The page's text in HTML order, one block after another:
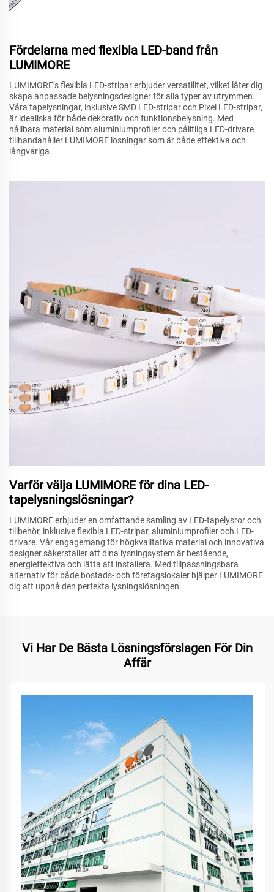
Fördelarna med flexibla LED-band från
LUMIMORE
LUMIMORE’s flexibla LED-stripar erbjuder versatilitet, vilket låter dig
skapa anpassade belysningsdesigner för alla typer av utrymmen.
Våra tapelysningar, inklusive SMD LED-stripar och Pixel LED-stripar,
är idealiska för både dekorativ och funktionsbelysning. Med
hållbara material som aluminiumprofiler och pålitliga LED-drivare
tillhandahåller LUMIMORE lösningar som är både effektiva och
långvariga.
Varför välja LUMIMORE för dina LED-
tapelysningslösningar?
LUMIMORE erbjuder en omfattande samling av LED-tapelysror och
tillbehör, inklusive flexibla LED-stripar, aluminiumprofiler och LED-
drivare. Vår engagemang för högkvalitativa material och innovativa
designer säkerställer att dina lysningsystem är bestående,
energieffektiva och lätta att installera. Med tillpassningsbara
alternativ för både bostads- och företagslokaler hjälper LUMIMORE
dig att uppnå den perfekta lysningslösningen.
Vi Har De Bästa Lösningsförslagen För Din
Affär